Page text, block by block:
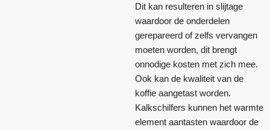
Dit kan resulteren in slijtage
waardoor de onderdelen
gerepareerd of zelfs vervangen
moeten worden, dit brengt
onnodige kosten met zich mee.
Ook kan de kwaliteit van de
koffie aangetast worden.
Kalkschilfers kunnen het warmte
element aantasten waardoor de